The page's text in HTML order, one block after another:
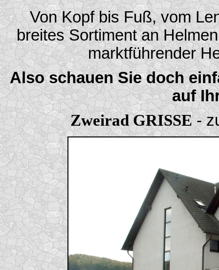
Von Kopf bis Fuß, vom
breites Sortiment an
marktführender
Also schauen Sie doch
auf
Zweirad GRISSE-